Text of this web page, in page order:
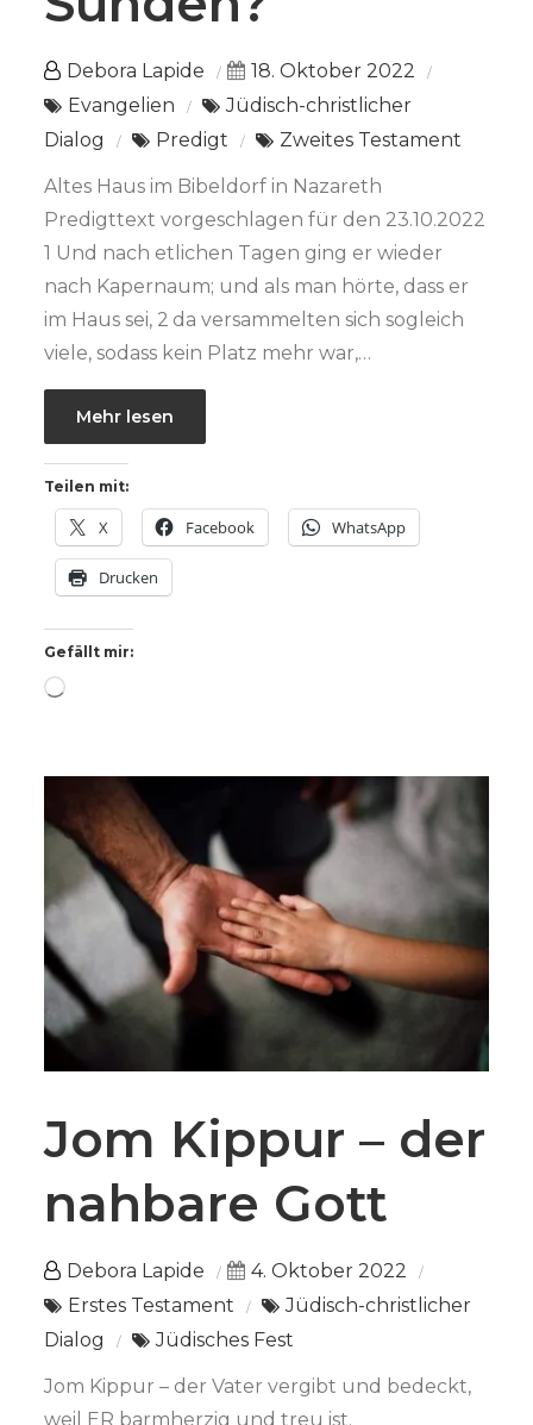
Debora Lapide
18. Oktober 2022
Evangelien
Jüdisch-christlicher
Dialog
Predigt Zweites Testament
Altes Haus im Bibeldorf in Nazareth
Predigttext vorgeschlagen für den 23.10.2022
1 Und nach etlichen Tagen ging er wieder
nach Kapernaum; und als man hörte, dass er
im Haus sei, 2 da versammelten sich sogleich
viele, sodass kein Platz mehr war,…
Mehr lesen
Teilen mit:
X Facebook WhatsApp
Drucken
Gefällt mir:
Wird
Jom Kippur – der
nahbare Gott
Debora Lapide
4. Oktober 2022
Erstes Testament
Jüdisch-christlicher
Dialog
Jüdisches Fest
Jom Kippur – der Vater vergibt und bedeckt,
weil ER barmherzig und treu ist.